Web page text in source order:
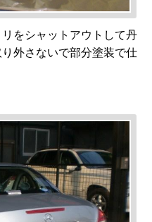
をシャットアウトして丹
外さないで部分塗装で仕